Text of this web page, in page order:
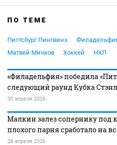
ПО ТЕМЕ
Питтсбург Пингвинз
Матвей Мичков
Хоккей НХЛ
«Филадельфия» победила
следующий раунд Кубка
30 апреля 2026
Малкин залез сопернику под
плохого парня сработало на
28 апреля 2026